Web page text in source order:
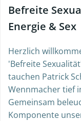
Befreite
Energie &
Herzlich
'Befreite
tauchen Patrick
Wennmacher tief
Gemeinsam
Komponente